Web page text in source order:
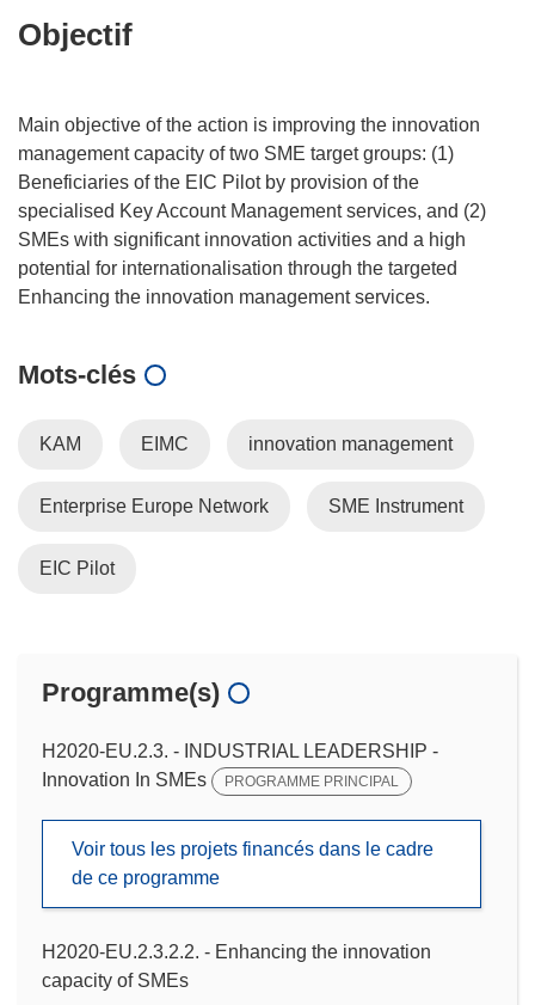
Objectif
Main objective of the action is improving the innovation
management capacity of two SME target groups: (1)
Beneficiaries of the EIC Pilot by provision of the
specialised Key Account Management services, and (2)
SMEs with significant innovation activities and a high
potential for internationalisation through the targeted
Mots‑clés
KAM EIMC innovation management
Enterprise Europe Network SME Instrument
EIC Pilot
Programme(s)
H2020-EU.2.3. - INDUSTRIAL LEADERSHIP -
Innovation In SMEs
PROGRAMME PRINCIPAL
Voir tous les projets financés dans le cadre
de ce programme
H2020-EU.2.3.2.2. - Enhancing the innovation
capacity of SMEs